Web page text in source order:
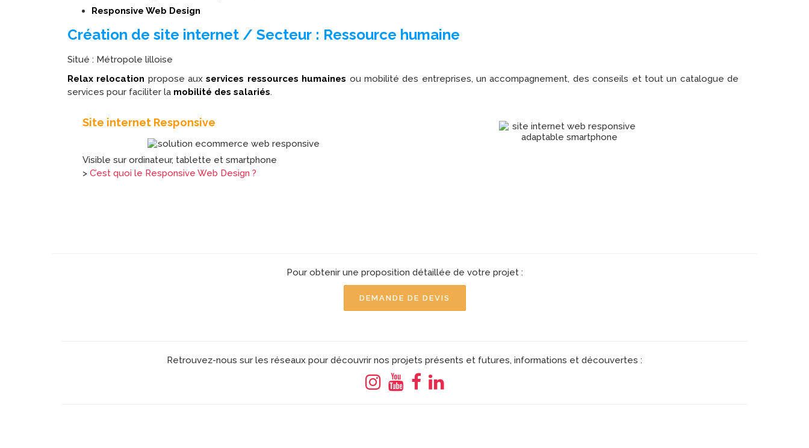
Responsive Web Design
Création de site internet / Secteur : Ressource humaine
Situé : Métropole lilloise
Relax relocation propose auxservices ressources humaines ou mobilité des entreprises, un accompagnement, des conseils et tout un catalogue de
services pour faciliter la mobilité des salariés.
Site internet Responsive
Visible sur ordinateur, tablette et smartphone
> C’est quoi le Responsive Web Design ?
Pour obtenir une proposition détaillée de votre projet :
DEMANDE DE DEVIS
Retrouvez-nous sur les réseaux pour découvrir nos projets présents et futures, informations et découvertes :